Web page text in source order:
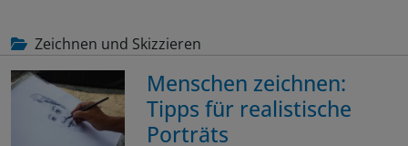
Zeichnen und Skizzieren
Menschen zeichnen:
Tipps für realistische
Porträts